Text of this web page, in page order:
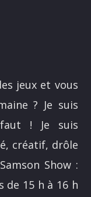
jeux et vous
? Je suis
! Je suis
créatif, drôle
Show :
de 15 h à 16 h